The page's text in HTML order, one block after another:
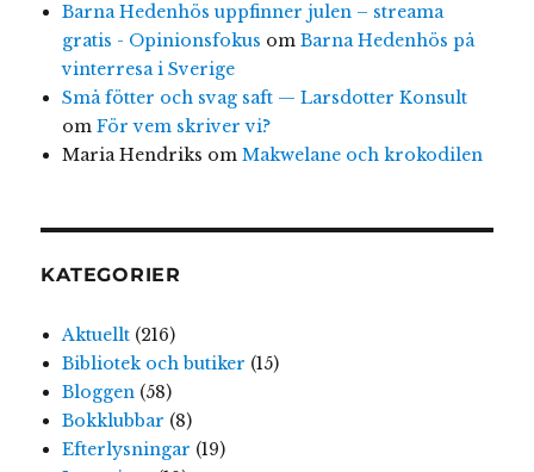
Barna Hedenhös uppfinner julen – streama
gratis - Opinionsfokus om Barna Hedenhös på
vinterresa i Sverige
Små fötter och svag saft — Larsdotter Konsult
om För vem skriver vi?
Maria Hendriks om Makwelane och krokodilen
KATEGORIER
Aktuellt(216)
Bibliotek och butiker (15)
Bloggen(58)
Bokklubbar (8)
Efterlysningar (19)